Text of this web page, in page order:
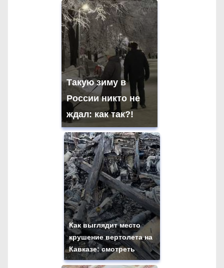
Такую зиму в
России никто не
ждал: как так?!
Как выглядит место
крушение вертолета на
Кавказе: смотреть